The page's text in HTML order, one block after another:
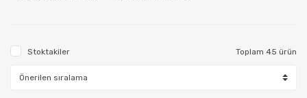
Stoktakiler Toplam 45 ürün